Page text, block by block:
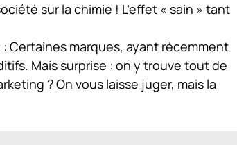
sur la chimie ! L’effet « sain » tant
: Certaines marques, ayant récemment
Mais surprise : on y trouve tout de
? On vous laisse juger, mais la